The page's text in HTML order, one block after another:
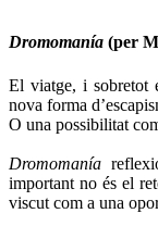
Dromomanía (per
El viatge, i sobretot
nova forma
O una possibilitat
Dromomanía
important no és el
viscut com a una